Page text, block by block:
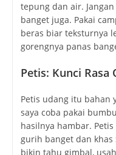
tepung dan air.
banget juga. Pakai
beras biar teksturnya
gorengnya panas
Petis: Kunci Rasa
Petis udang itu bahan
saya coba pakai
hasilnya hambar.
gurih banget dan khas
bikin tahu gimbal,